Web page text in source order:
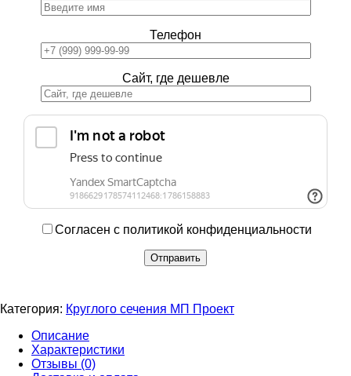
Телефон
Сайт, где дешевле
Согласен с политикой конфиденциальности
Категория: Круглого сечения МП Проект
Описание
Характеристики
Отзывы (0)